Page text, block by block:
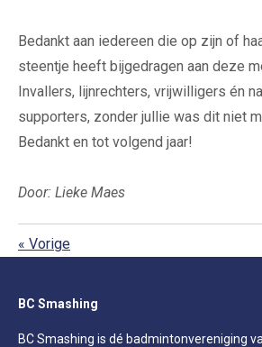
Bedankt aan iedereen die op zijn of
steentje heeft bijgedragen aan deze
Invallers, lijnrechters, vrijwilligers én
supporters, zonder jullie was dit niet
Bedankt en tot volgend jaar!
Door: Lieke Maes
« Vorige
BC Smashing
BC Smashing is dé badmintonvereniging